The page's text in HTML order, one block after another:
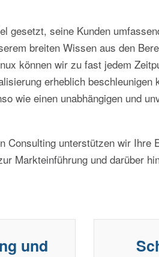
gesetzt, seine Kunden
breiten Wissen aus den
können wir zu fast jedem
erheblich beschleunigen
wie einen unabhängigen und
Consulting unterstützen wir Ihre
Markteinführung und darüber
und